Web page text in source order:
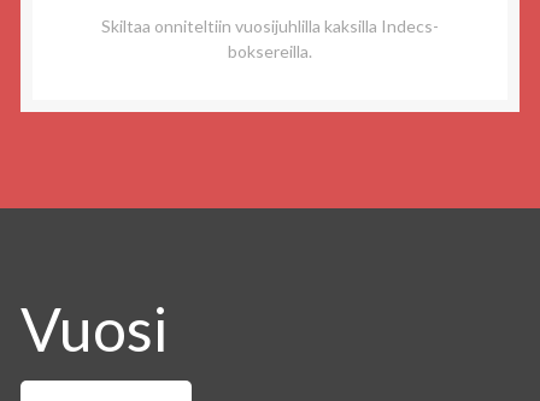
Skiltaa onniteltiin vuosijuhlilla kaksilla Indecs-
boksereilla.
Vuosi